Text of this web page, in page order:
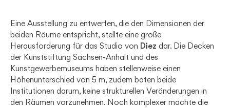
Eine Ausstellung zu entwerfen, die den Dimensionen der
beiden Räume entspricht, stellte eine große
Herausforderung für das Studio von Diez dar. Die Decken
der Kunststiftung Sachsen-Anhalt und des
Kunstgewerbemuseums haben stellenweise einen
Höhenunterschied von 5 m, zudem baten beide
Institutionen darum, keine strukturellen Veränderungen in
den Räumen vorzunehmen. Noch komplexer machte die